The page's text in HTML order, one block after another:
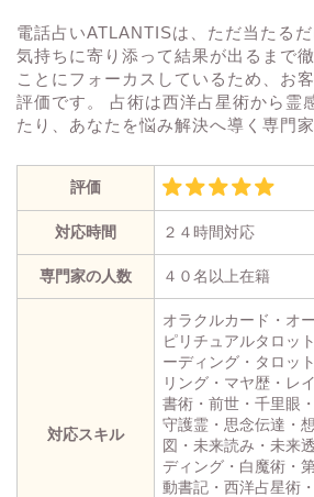
電話占いATLANTISは、ただ当たるだ
気持ちに寄り添って結果が出るまで
ことにフォーカスしているため、お
評価です。 占術は西洋占星術から霊
たり、あなたを悩み解決へ導く専門
評価
対応時間 ２４時間対応
専門家の人数 ４０名以上在籍
対応スキル
オラクルカード・オ
ピリチュアルタロッ
ーディング・タロッ
リング・マヤ歴・レ
書術・前世・千里眼
守護霊・思念伝達・
図・未来読み・未来
ディング・白魔術・
動書記・西洋占星術